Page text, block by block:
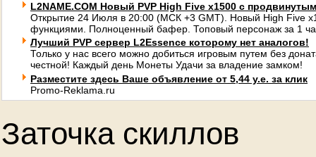
L2NAME.COM Новый PVP High Five x1500 с
Открытие 24 Июля в 20:00 (МСК +3 GMT). Новый High Five
функциями. Полноценный бафер. Топовый персонаж за 1
Лучший PVP сервер L2Essence которому нет аналогов!
Только у нас всего можно добиться игровым путем без
честной! Каждый день Монеты Удачи за владение замком!
Разместите здесь Ваше объявление от 5,44 у.е. за клик
Promo-Reklama.ru
Заточка скиллов